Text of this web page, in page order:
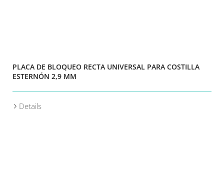
PLACA DE BLOQUEO RECTA UNIVERSAL PARA COSTILLA
ESTERNÓN 2,9 MM
Details